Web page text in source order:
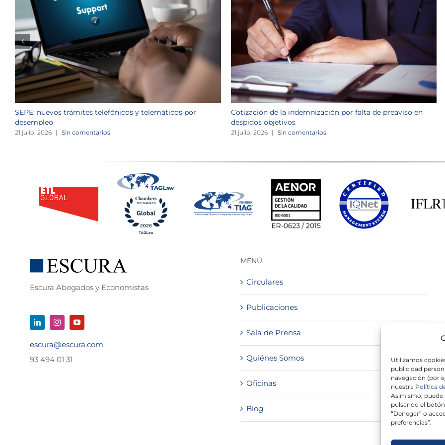
Utilizamos
publicidad
navegación (por
nuestra Política
Asimismo, puede
pulsando el
“Denegar” o
preferencias”.
SEPE: nuevos trámites telefónicos y telemáticos por
desempleo
21 julio, 2026 | Sin comentarios
Cotización de la indemnización por falta de preaviso en
despidos objetivos
21 julio, 2026 | Sin comentarios
Escura Abogados y Economistas
escura@escura.com
93 494 01 31
MENÚ
Circulares
Publicaciones
Sala de Prensa
Quiénes Somos
Oficinas
Blog